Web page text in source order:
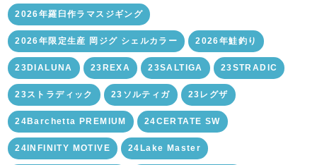
2026年羅臼作ラマスジギング
2026年限定生産 岡ジグ シェルカラー 2026年鮭釣り
23DIALUNA 23REXA 23SALTIGA 23STRADIC
23ストラディック 23ソルティガ 23レグザ
24Barchetta PREMIUM 24CERTATE SW
24INFINITY MOTIVE 24Lake Master